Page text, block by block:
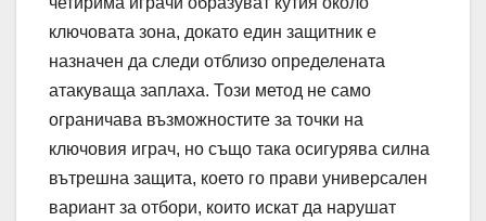
ключовата зона, докато един защитник е
назначен да следи отблизо определената
атакуваща заплаха. Този метод не само
ограничава възможностите за точки на
ключовия играч, но също така осигурява силна
вътрешна защита, което го прави универсален
вариант за отбори, които искат да нарушат